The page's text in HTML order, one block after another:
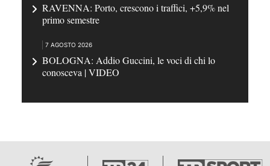
RAVENNA: Porto, crescono i traffici, +5,9% nel
primo semestre
7 AGOSTO 2026
BOLOGNA: Addio Guccini, le voci di chi lo
conosceva | VIDEO